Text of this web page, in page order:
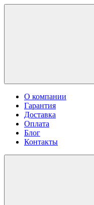
О компании
Гарантия
Доставка
Оплата
Блог
Контакты